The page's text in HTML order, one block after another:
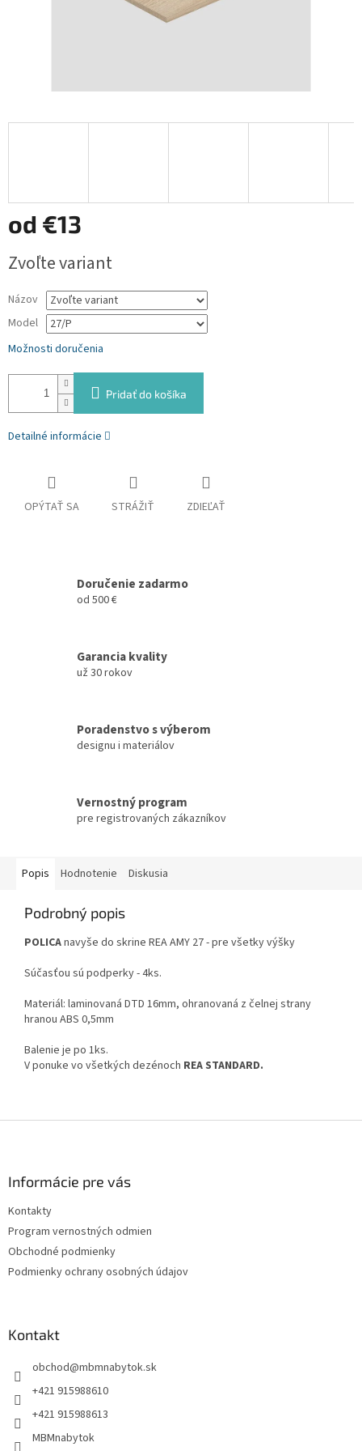
od €13
cena:
Zvoľte variant
Názov
Model
Možnosti doručenia
Pridať do košíka
Detailné informácie
OPÝTAŤ SA STRÁŽIŤ ZDIEĽAŤ
Doručenie zadarmo
od 500 €
Garancia kvality
už 30 rokov
Poradenstvo s výberom
designu i materiálov
Vernostný program
pre registrovaných zákazníkov
Popis Hodnotenie Diskusia
Podrobný popis
POLICAnavyše do skrine REA AMY 27 - pre všetky výšky
Súčasťou sú podperky - 4ks.
Materiál: laminovaná DTD 16mm, ohranovaná z čelnej strany
hranou ABS 0,5mm
Balenie je po 1ks.
V ponuke vo všetkých dezénoch REA STANDARD.
Informácie pre vás
Kontakty
Program vernostných odmien
Obchodné podmienky
Podmienky ochrany osobných údajov
Kontakt
obchod@mbmnabytok.sk
+421 915988610
+421 915988613
MBMnabytok